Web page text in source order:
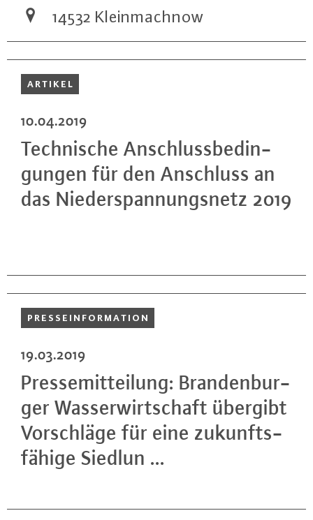
14532 Klein­mach­now
ARTIKEL
10.04.2019
Tech­ni­sche An­schluss­be­din­
gun­gen für den Anschluss an
das Nie­der­span­nungs­netz 2019
PRES­SE­INFOR­MA­TI­ON
19.03.2019
Pres­se­mit­tei­lung: Bran­den­bur­
ger Was­ser­wirt­schaft übergibt
Vor­schlä­ge für eine zu­kunfts­
fä­hi­ge Siedlun ...